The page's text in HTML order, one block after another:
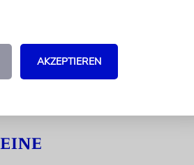
AKZEPTIEREN